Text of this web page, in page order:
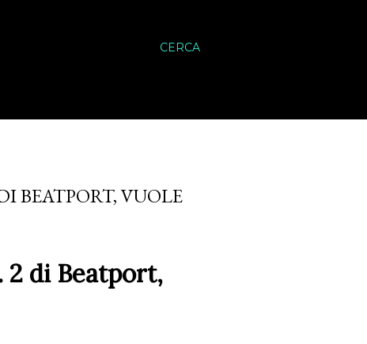
CERCA
BEATPORT, VUOLE
2 di Beatport,